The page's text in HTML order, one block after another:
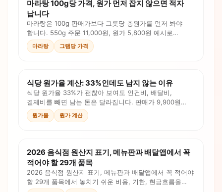
마라탕 100g당 가격, 원가 먼저 잡지 않으면 적자
납니다
마라탕은 100g 판매가보다 그릇당 총원가를 먼저 봐야
합니다. 550g 주문 11,000원, 원가 5,800원 예시로
재료군, 육수, 포장비, 채널비를 계산하세요.
마라탕 그램당 가격
식당 원가율 계산: 33%인데도 남지 않는 이유
식당 원가율 33%가 괜찮아 보여도 인건비, 배달비,
결제비를 빼면 남는 돈은 달라집니다. 판매가 9,900원
예시로 원가율과 프라임 코스트를 함께 계산하세요.
원가율 원가 계산
2026 음식점 원산지 표기, 메뉴판과 배달앱에서 꼭
적어야 할 29개 품목
2026 음식점 원산지 표기, 메뉴판과 배달앱에서 꼭 적어야
할 29개 품목에서 놓치기 쉬운 비용, 기한, 현금흐름을